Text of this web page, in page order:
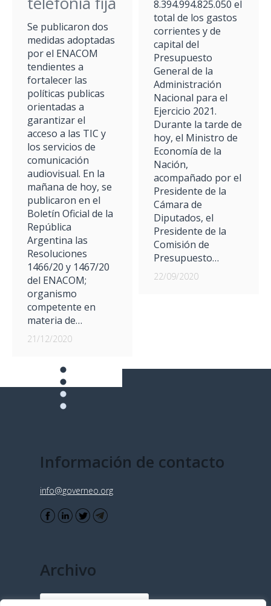
Se publicaron dos
medidas adoptadas
por el ENACOM
tendientes a
fortalecer las
políticas publicas
orientadas a
garantizar el
acceso a las TIC y
los servicios de
comunicación
audiovisual. En la
mañana de hoy, se
publicaron en el
Boletín Oficial de la
República
Argentina las
Resoluciones
1466/20 y 1467/20
del ENACOM;
organismo
competente en
materia de…
21/12/2020
8.394.994.825.050 el
total de los gastos
corrientes y de
capital del
Presupuesto
General de la
Administración
Nacional para el
Ejercicio 2021.
Durante la tarde de
hoy, el Ministro de
Economía de la
Nación,
acompañado por el
Presidente de la
Cámara de
Diputados, el
Presidente de la
Comisión de
Presupuesto…
22/09/2020
Información de contacto
info@governeo.org
Archivo
Archivo